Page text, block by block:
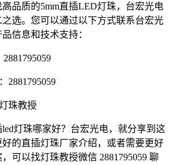
品质的5mm直插LED灯珠，台宏光电
选。您可以通过以下方式联系台宏光
信息和技术支持：
2881795059
珠教授
led灯珠哪家好？台宏光电，就分享到这
好的直插灯珠厂家介绍，或者需要更好
可以找灯珠教授微信 2881795059 聊